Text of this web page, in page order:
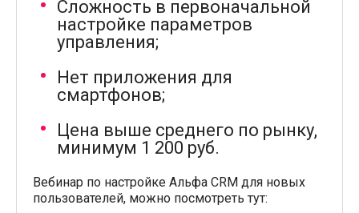
Сложность в первоначальной
настройке параметров
управления;
Нет приложения для
смартфонов;
Цена выше среднего по рынку,
минимум 1 200 руб.
Вебинар по настройке Альфа CRM для новых
пользователей, можно посмотреть тут: